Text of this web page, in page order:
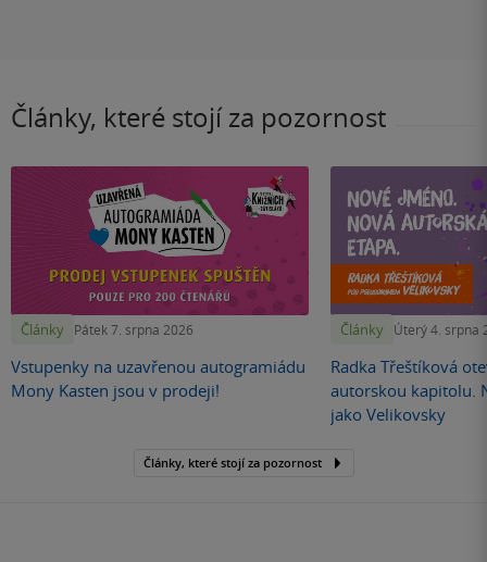
Články, které stojí za pozornost
Články Pátek 7. srpna 2026
Vstupenky na uzavřenou autogramiádu
Mony Kasten jsou v prodeji!
Články Úterý 4. srpna
Radka Třeštíková
autorskou kapitolu.
jako Velikovsky
Články, které stojí za pozornost